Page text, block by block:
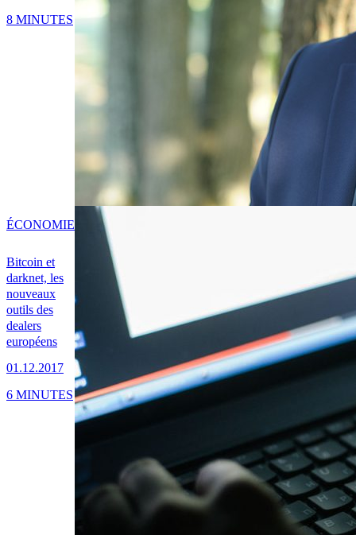
8 MINUTES
Bitcoin et
darknet, les
nouveaux
outils des
dealers
européens
01.12.2017
ÉCONOMIE
6 MINUTES